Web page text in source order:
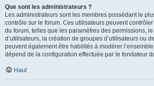
Que sont les administrateurs ?
Les administrateurs sont les membres possédant le
contrôle sur le forum. Ces utilisateurs peuvent
du forum, telles que les paramètres des permissions,
d’utilisateurs, la création de groupes d’utilisateurs ou
peuvent également être habilités à modérer
dépend de la configuration effectuée par le fondateur
Haut